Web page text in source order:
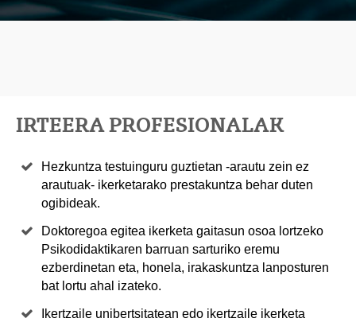
IRTEERA PROFESIONALAK
Hezkuntza testuinguru guztietan -arautu zein ez
arautuak- ikerketarako prestakuntza behar duten
ogibideak.
Doktoregoa egitea ikerketa gaitasun osoa lortzeko
Psikodidaktikaren barruan sarturiko eremu
ezberdinetan eta, honela, irakaskuntza lanposturen
bat lortu ahal izateko.
Ikertzaile unibertsitatean edo ikertzaile ikerketa